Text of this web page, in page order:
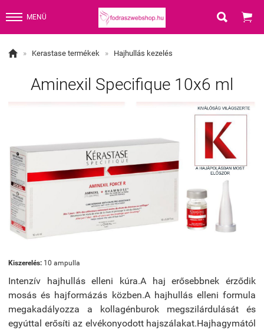
MENÜ  
 » Kerastase termékek » Hajhullás kezelés
Aminexil Specifique 10x6 ml
Kiszerelés: 10 ampulla
Intenzív hajhullás elleni kúra.A haj erősebbnek érződik
mosás és hajformázás közben.A hajhullás elleni formula
megakadályozza a kollagénburok megszilárdulását és
egyúttal erősíti az elvékonyodott hajszálakat.Hajhagymától